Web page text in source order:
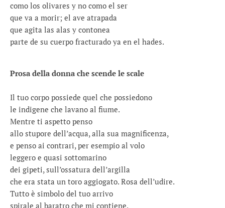
como los olivares y no como el ser
que va a morir; el ave atrapada
que agita las alas y contonea
parte de su cuerpo fracturado ya en el hades.
Prosa della donna che scende le scale
Il tuo corpo possiede quel che possiedono
le indigene che lavano al fiume.
Mentre ti aspetto penso
allo stupore dell’acqua, alla sua magnificenza,
e penso ai contrari, per esempio al volo
leggero e quasi sottomarino
dei gipeti, sull’ossatura dell’argilla
che era stata un toro aggiogato. Rosa dell’udire.
Tutto è simbolo del tuo arrivo
spirale al baratro che mi contiene.